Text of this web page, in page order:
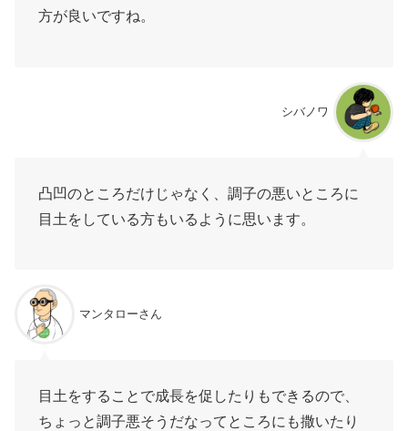
方が良いですね。
シバノワ
凸凹のところだけじゃなく、調子の悪いところに
目土をしている方もいるように思います。
マンタローさん
目土をすることで成長を促したりもできるので、
ちょっと調子悪そうだなってところにも撒いたり